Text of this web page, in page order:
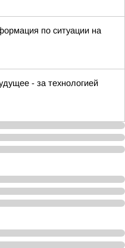
по ситуации на
- за технологией